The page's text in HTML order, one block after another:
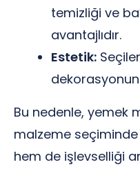
temizliği ve
avantajlıdır.
Estetik:
Bu nedenle, yemek
malzeme seçiminde
hem de işlevselliği